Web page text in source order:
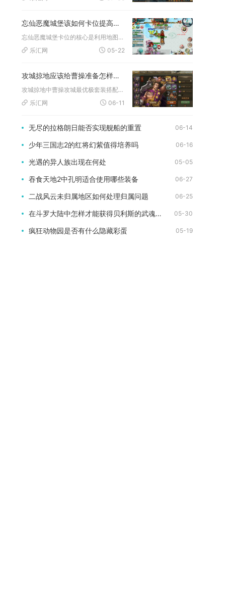
忘仙恶魔城堡该如何卡位提高效率
忘仙恶魔城堡卡位的核心是利用地图死角与墙体阻隔，分阶段固定站...
乐汇网
05-22
攻城掠地应该给曹操准备怎样的极套装来攻城
攻城掠地中曹操攻城最优极套装搭配为极烛龙套装，次选极霸下套装...
乐汇网
06-11
无尽的拉格朗日能否实现舰船的重置 06-14
少年三国志2的红将幻紫值得培养吗 06-16
光遇的异人族出现在何处 05-05
吞食天地2中孔明适合使用哪些装备 06-27
二战风云未归属地区如何处理归属问题 06-25
在斗罗大陆中怎样才能获得贝利斯的武魂觉醒 05-30
疯狂动物园是否有什么隐藏彩蛋 05-19